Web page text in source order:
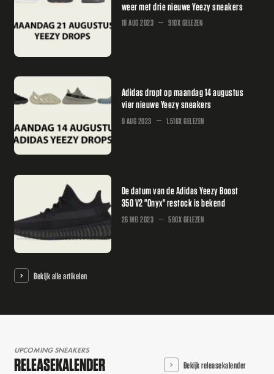
weer met drie nieuwe Yeezy sneakers
18 AUG 2023 910X GELEZEN
Adidas dropt op maandag 14 augustus
vier nieuwe Yeezy sneakers
9 AUG 2023 1.516X GELEZEN
De datum van de Adidas Yeezy Boost
350 V2 "Onyx" restock is bekend
26 MEI 2023 590X GELEZEN
Bekijk alle artikelen
UPCOMING SNEAKERS
RELEASEKALENDER Bekijk releasekalender